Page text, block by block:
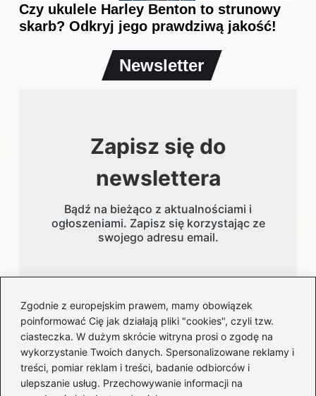
Zgodnie z europejskim prawem, mamy obowiązek
poinformować Cię jak działają pliki "cookies", czyli tzw.
ciasteczka. W dużym skrócie witryna prosi o zgodę na
wykorzystanie Twoich danych. Spersonalizowane reklamy i
treści, pomiar reklam i treści, badanie odbiorców i
ulepszanie usług. Przechowywanie informacji na
Czy ukulele Harley Benton to strunowy
skarb? Odkryj jego prawdziwą jakość!
Newsletter
Zapisz się do
newslettera
Bądź na bieżąco z aktualnościami i
ogłoszeniami. Zapisz się korzystając ze
swojego adresu email.
Adres email